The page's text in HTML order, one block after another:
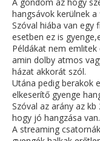
A gondom az hogy
hangsávok kerülnek a
Szóval hiába van egy
esetben ez is
Példákat nem
amin dolby atmos
házat akkorát szól.
Utána pedig berakok
elkeserítő gyenge
Szóval az arány az
hogy jó hangzása van.
A streaming